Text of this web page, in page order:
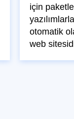
için
otomatik
web